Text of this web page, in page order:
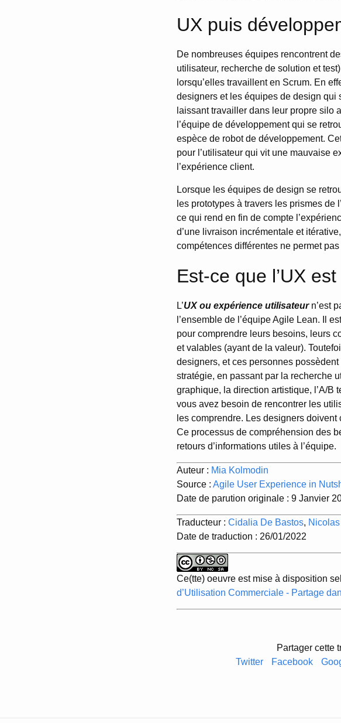
UX puis
De nombreuses équipes rencontrent
utilisateur, recherche de solution et
lorsqu’elles travaillent en Scrum. En
designers et les équipes de design
laissant travailler dans leur propre silo
l’équipe de développement qui se
espèce de robot de développement.
pour l’utilisateur qui vit une mauvaise
l’expérience client.
Lorsque les équipes de design se
les prototypes à travers les prismes de
ce qui rend en fin de compte
d’une livraison incrémentale et
compétences différentes ne permet
Est-ce que l’UX
L’UX ou expérience utilisateurn’est
l’ensemble de l’équipe Agile Lean. Il
pour comprendre leurs besoins, leurs
et valables (ayant de la valeur).
designers, et ces personnes
stratégie, en passant par la recherche
graphique, la direction artistique, l’A/B
vous avez besoin de rencontrer les
les comprendre. Les designers
Ce processus de compréhension des
retours d’informations utiles à l’équipe.
Auteur : Mia Kolmodin
Source : Agile User Experience in
Date de parution originale : 9 Janvier
Traducteur : Cidalia De Bastos,
Date de traduction : 26/01/2022
Ce(tte) oeuvre est mise à disposition
d’Utilisation Commerciale - Partage
Partager cette
Twitter
Facebook